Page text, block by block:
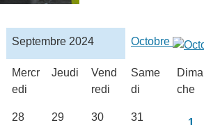
Septembre 2024 Octobre
Mercr
edi
Jeudi
Vend
redi
Same
di
che
28 29 30 31 1